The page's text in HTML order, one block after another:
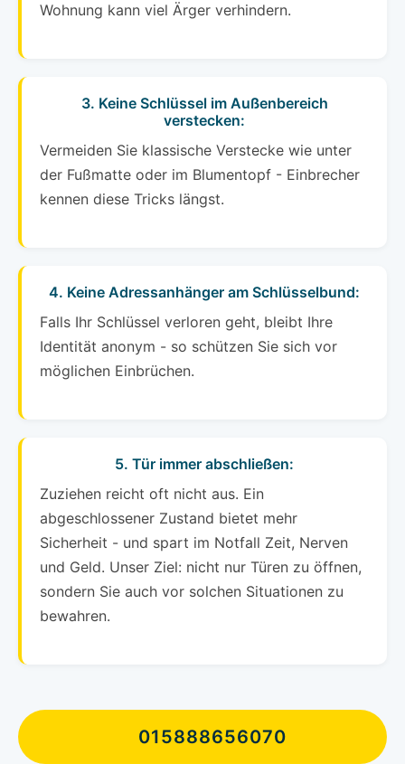
Wohnung kann viel Ärger verhindern.
3. Keine Schlüssel im Außenbereich
verstecken:
Vermeiden Sie klassische Verstecke wie unter
der Fußmatte oder im Blumentopf - Einbrecher
kennen diese Tricks längst.
4. Keine Adressanhänger am Schlüsselbund:
Falls Ihr Schlüssel verloren geht, bleibt Ihre
Identität anonym - so schützen Sie sich vor
möglichen Einbrüchen.
5. Tür immer abschließen:
Zuziehen reicht oft nicht aus. Ein
abgeschlossener Zustand bietet mehr
Sicherheit - und spart im Notfall Zeit, Nerven
und Geld. Unser Ziel: nicht nur Türen zu öffnen,
sondern Sie auch vor solchen Situationen zu
bewahren.
015888656070